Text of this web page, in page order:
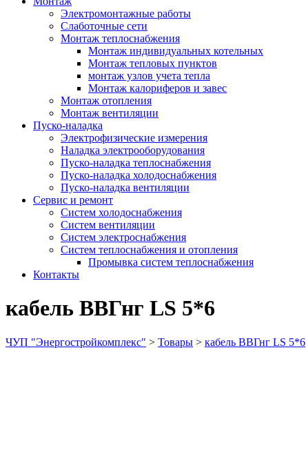
Электромонтажные работы
Слаботочные сети
Монтаж теплоснабжения
Монтаж индивидуальных котельных
Монтаж тепловых пунктов
монтаж узлов учета тепла
Монтаж калориферов и завес
Монтаж отопления
Монтаж вентиляции
Пуско-наладка
Электрофизические измерения
Наладка электрооборудования
Пуско-наладка теплоснабжения
Пуско-наладка холодоснабжения
Пуско-наладка вентиляции
Сервис и ремонт
Систем холодоснабжения
Систем вентиляции
Систем электроснабжения
Систем теплоснабжения и отопления
Промывка систем теплоснабжения
Контакты
кабель ВВГнг LS 5*6
ЧУП "Энергостройкомплекс" > Товары > кабель ВВГнг LS 5*6